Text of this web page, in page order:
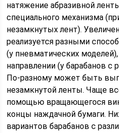
натяжение абразивной
специального механизма
незамкнутых лент).
реализуется разными
(у пневматических
направлении (у барабанов
По-разному может быть
незамкнутой ленты. Чаще
помощью вращающегося
концы наждачной бумаги.
вариантов барабанов с